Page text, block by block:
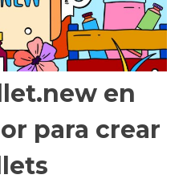
en
para crear